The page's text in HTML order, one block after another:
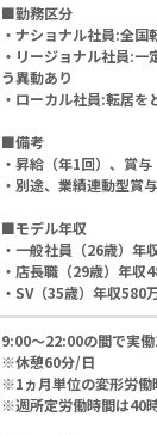
■勤務区分
・ナショナル社員:全国
・リージョナル社員:一
う異動あり
・ローカル社員:転居を
■備考
・昇給（年1回）、賞
・別途、業績連動型賞
■モデル年収
・一般社員（26歳）年
・店長職（29歳）年収
・SV（35歳）年収580
9:00～22:00の間で実
※休憩60分/日
※1ヵ月単位の変形労働
※週所定労働時間は40